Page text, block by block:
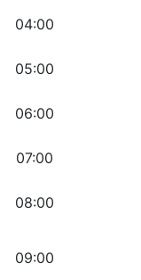
04:00
05:00
06:00
07:00
08:00
09:00